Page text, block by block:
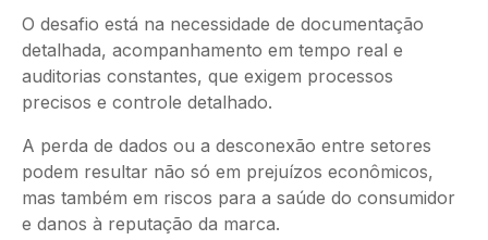
O desafio está na necessidade de documentação
detalhada, acompanhamento em tempo real e
auditorias constantes, que exigem processos
precisos e controle detalhado.
A perda de dados ou a desconexão entre setores
podem resultar não só em prejuízos econômicos,
mas também em riscos para a saúde do consumidor
e danos à reputação da marca.